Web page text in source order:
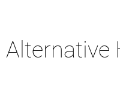
Alternative